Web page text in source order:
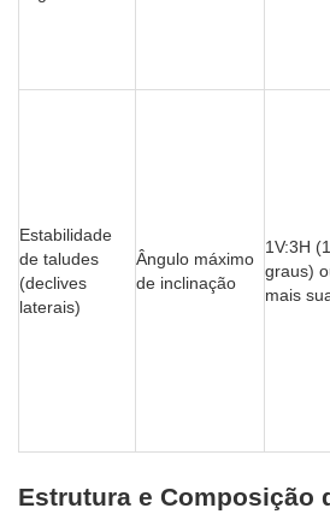
Estabilidade
de taludes
(declives
laterais)
Ângulo máximo
de inclinação
1V:3H
graus)
mais
Estrutura e Composição